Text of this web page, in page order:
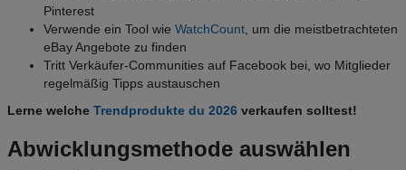
Pinterest
Verwende ein Tool wie WatchCount , um die meistbetrachteten
eBay Angebote zu finden
Tritt Verkäufer-Communities auf Facebook bei, wo Mitglieder
regelmäßig Tipps austauschen
Lerne welche Trendprodukte du 2026 verkaufen solltest!
Abwicklungsmethode auswählen